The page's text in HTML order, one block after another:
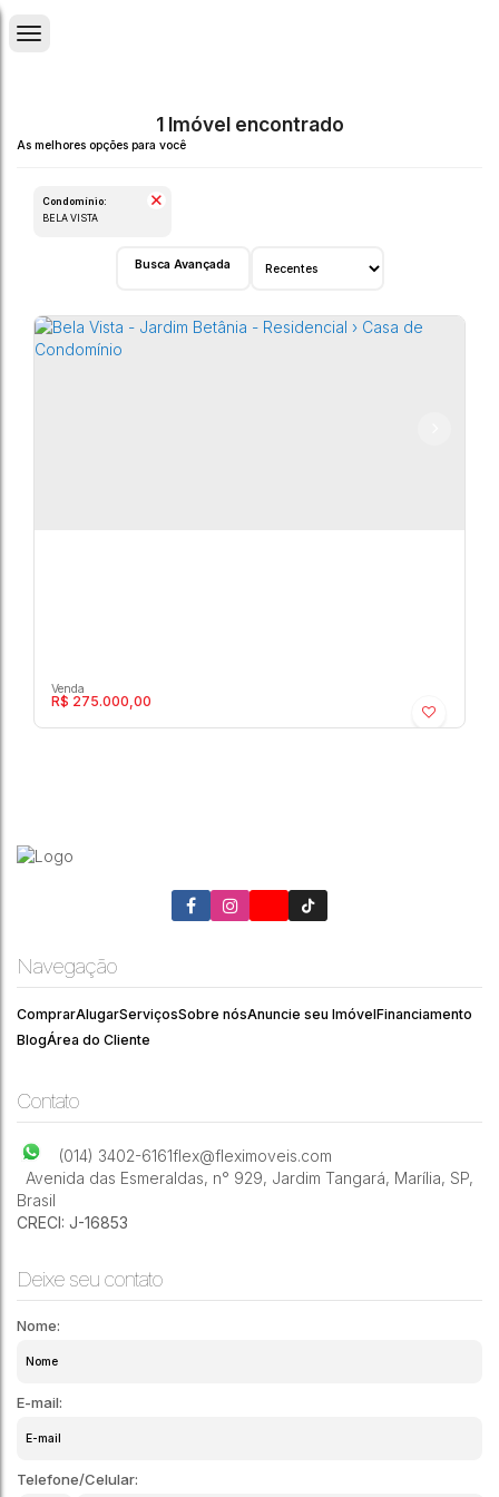
1 Imóvel encontrado
Condomínio:
BELA VISTA
Busca Avançada
Bela Vista - Jardim Betânia - Residencial › Casa
R$ 275.000,00
Brasil
2 2 107m²
1
Navegação
ComprarAlugarServiçosSobre nósAnuncie seu ImóvelFinanciamento
BlogÁrea do Cliente
Contato
(014) 3402-6161flex@fleximoveis.com
Avenida das Esmeraldas, n° 929, Jardim Tangará, Marília, SP,
Brasil
CRECI: J-16853
Deixe seu contato
Nome:
E-mail:
Telefone/Celular: